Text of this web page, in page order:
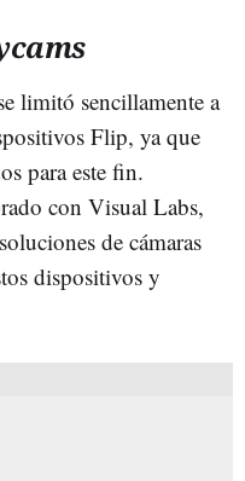
limitó sencillamente a
Flip, ya que
para este fin.
con Visual Labs,
de cámaras
dispositivos y